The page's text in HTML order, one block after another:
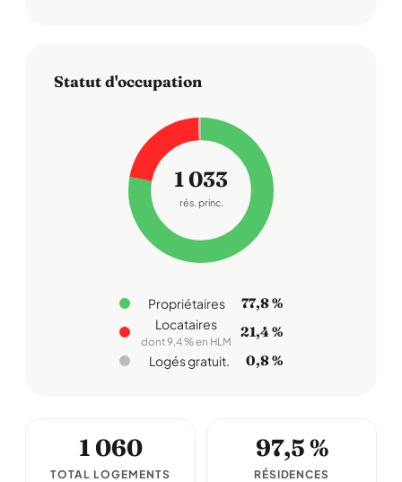
Statut d'occupation
1 033
rés. princ.
Propriétaires 77,8 %
Locataires
dont 9,4 % en HLM
21,4 %
Logés gratuit. 0,8 %
1 060
TOTAL LOGEMENTS
97,5 %
RÉSIDENCES